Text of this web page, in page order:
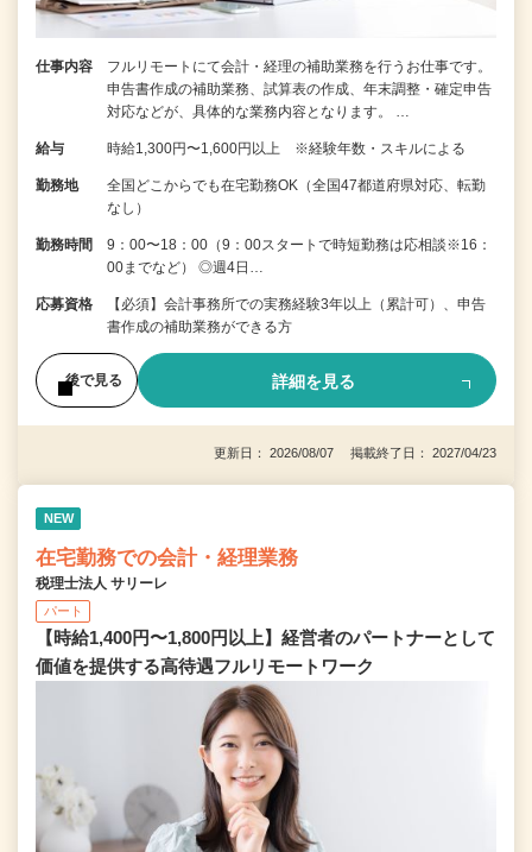
仕事内容
フルリモートにて会計・経理の補助業務を行うお仕事です。
申告書作成の補助業務、試算表の作成、年末調整・確定申告
対応などが、具体的な業務内容となります。 …
給与 時給1,300円〜1,600円以上 ※経験年数・スキルによる
勤務地
全国どこからでも在宅勤務OK（全国47都道府県対応、転勤
なし）
勤務時間
9：00〜18：00（9：00スタートで時短勤務は応相談※16：
00までなど） ◎週4日…
応募資格
【必須】会計事務所での実務経験3年以上（累計可）、申告
書作成の補助業務ができる方
後で見る 詳細を見る
更新日： 2026/08/07 掲載終了日： 2027/04/23
NEW
在宅勤務での会計・経理業務
税理士法人 サリーレ
パート
【時給1,400円〜1,800円以上】経営者のパートナーとして
価値を提供する⾼待遇フルリモートワーク